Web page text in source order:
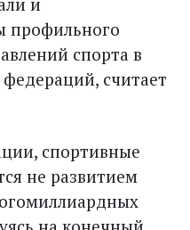
профильного
спорта в
считает
спортивные
не развитием